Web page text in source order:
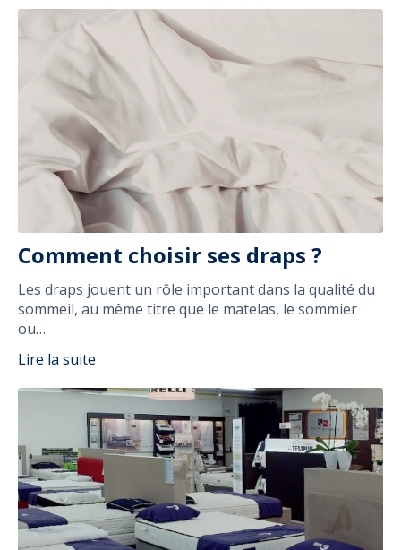
Comment choisir ses draps ?
Les draps jouent un rôle important dans la qualité du
sommeil, au même titre que le matelas, le sommier
ou…
Lire la suite